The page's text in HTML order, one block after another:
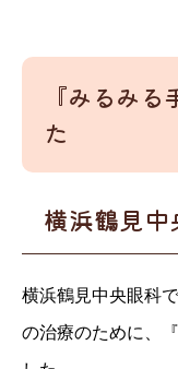
『みるみ
た
横浜鶴見
横浜鶴見中央眼科
の治療のために、